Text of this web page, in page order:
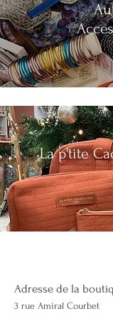
.
La p'tite
Adresse de la
3 rue Amiral Courbet